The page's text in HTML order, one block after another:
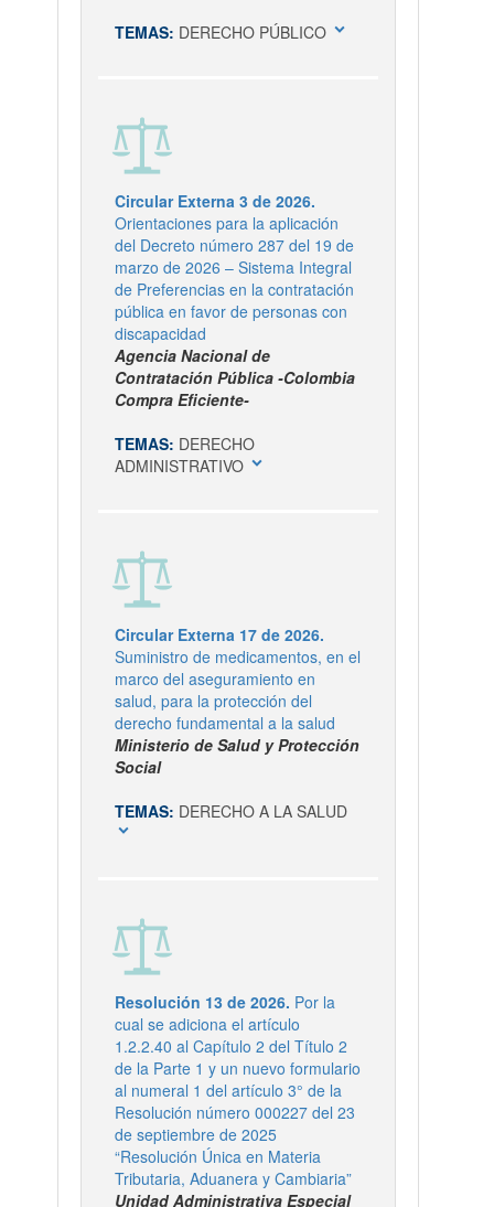
TEMAS: DERECHO PÚBLICO expand_more
Circular Externa 3 de 2026.
Orientaciones para la aplicación
del Decreto número 287 del 19 de
marzo de 2026 – Sistema Integral
de Preferencias en la contratación
pública en favor de personas con
discapacidad
Agencia Nacional de
Contratación Pública -Colombia
Compra Eficiente-
TEMAS: DERECHO
ADMINISTRATIVO expand_more
Circular Externa 17 de 2026.
Suministro de medicamentos, en el
marco del aseguramiento en
salud, para la protección del
derecho fundamental a la salud
Ministerio de Salud y Protección
Social
TEMAS: DERECHO A LA SALUD
expand_more
Resolución 13 de 2026. Por la
cual se adiciona el artículo
1.2.2.40 al Capítulo 2 del Título 2
de la Parte 1 y un nuevo formulario
al numeral 1 del artículo 3° de la
Resolución número 000227 del 23
de septiembre de 2025
“Resolución Única en Materia
Tributaria, Aduanera y Cambiaria”
Unidad Administrativa Especial